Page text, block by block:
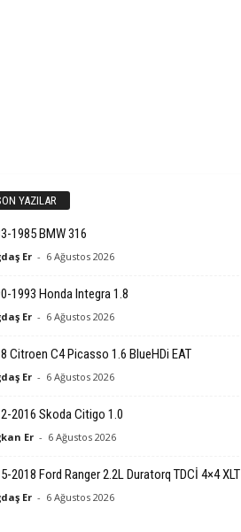
YAZILAR
1985 BMW 316
Er - 6 Ağustos 2026
1993 Honda Integra 1.8
Er - 6 Ağustos 2026
Citroen C4 Picasso 1.6 BlueHDi EAT
Er - 6 Ağustos 2026
2016 Skoda Citigo 1.0
Er - 6 Ağustos 2026
2018 Ford Ranger 2.2L Duratorq TDCİ 4×4 XLT
Er - 6 Ağustos 2026